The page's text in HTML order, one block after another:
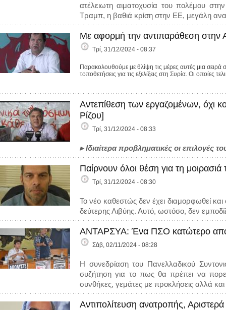
ατέλειωτη αιματοχυσία του πολέμου
Τραμπ, η βαθιά κρίση στην ΕΕ, μεγάλη
Με αφορμή την αντιπαράθεση στην
Τρί, 31/12/2024 - 08:37
Παρακολουθούμε με θλίψη τις μέρες αυτές μια σειρά
τοποθετήσεις για τις εξελίξεις στη Συρία. Οι οποίες
Αντεπίθεση των εργαζομένων, όχι
Ρίζου]
Τρί, 31/12/2024 - 08:33
▸Ιδιαίτερα προβληματικές οι
Παίρνουν όλοι θέση για τη
Τρί, 31/12/2024 - 08:30
Το νέο καθεστώς δεν έχει διαμορφωθεί και
δεύτερης Λιβύης. Αυτό, ωστόσο, δεν
ΑΝΤΑΡΣΥΑ: Ένα ΠΣΟ κατώτερο από
Σάβ, 02/11/2024 - 08:28
Η συνεδρίαση του Πανελλαδικού
συζήτηση για το πως θα πρέπει να
συνθήκες, γεμάτες με προκλήσεις αλλά
Αντιπολίτευση ανατροπής,